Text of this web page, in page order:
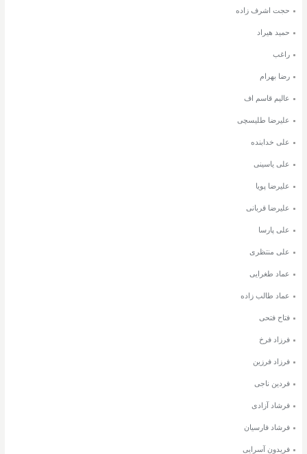
حجت اشرف زاده
حمید هیراد
راغب
رضا بهرام
عالیم قاسم اف
علیرضا طلیسچی
علی خدابنده
علی یاسینی
علیرضا پویا
علیرضا قربانی
علی پارسا
علی منتظری
عماد طغرایی
عماد طالب زاده
فتاح فتحی
فرزاد فرخ
فرزاد فرزین
فردین ناجی
فرشاد آزادی
فرشاد فارسیان
فریدون آسرایی